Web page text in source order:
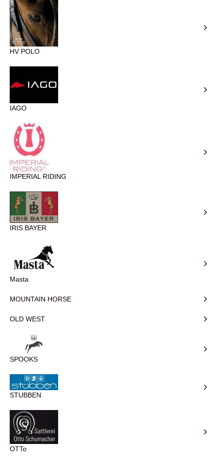
HV POLO
IAGO
IMPERIAL RIDING
IRIS BAYER
Masta
MOUNTAIN HORSE
OLD WEST
SPOOKS
STUBBEN
OTTo